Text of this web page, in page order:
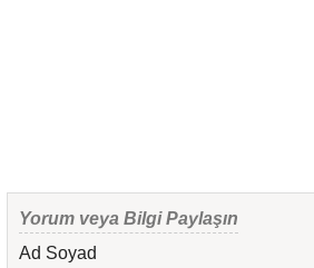
Yorum veya Bilgi Paylaşın
Ad Soyad